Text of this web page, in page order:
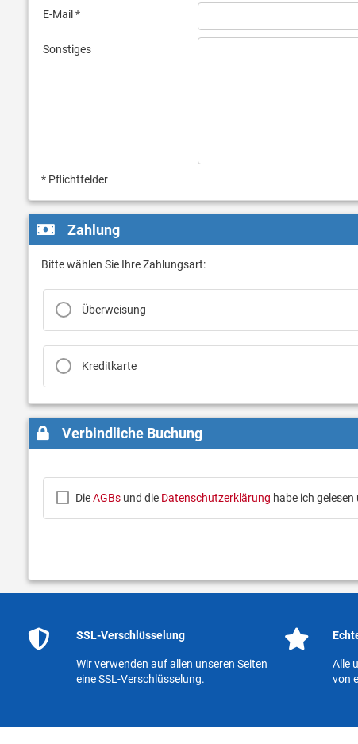
E-Mail *
Sonstiges
* Pflichtfelder
Zahlung
Bitte wählen Sie Ihre Zahlungsart:
Überweisung
Kreditkarte
Verbindliche Buchung
DieAGBsund die Datenschutzerklärung habe ich
SSL-Verschlüsselung
Wir verwenden auf allen unseren Seiten
eine SSL-Verschlüsselung.
Alle
von